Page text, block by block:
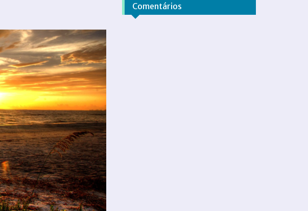
Comentários